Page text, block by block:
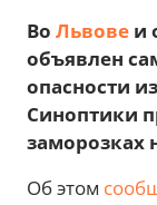
Во Львове и
объявлен
опасности
Синоптики
заморозках
Об этом